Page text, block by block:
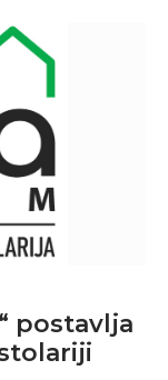
postavlja